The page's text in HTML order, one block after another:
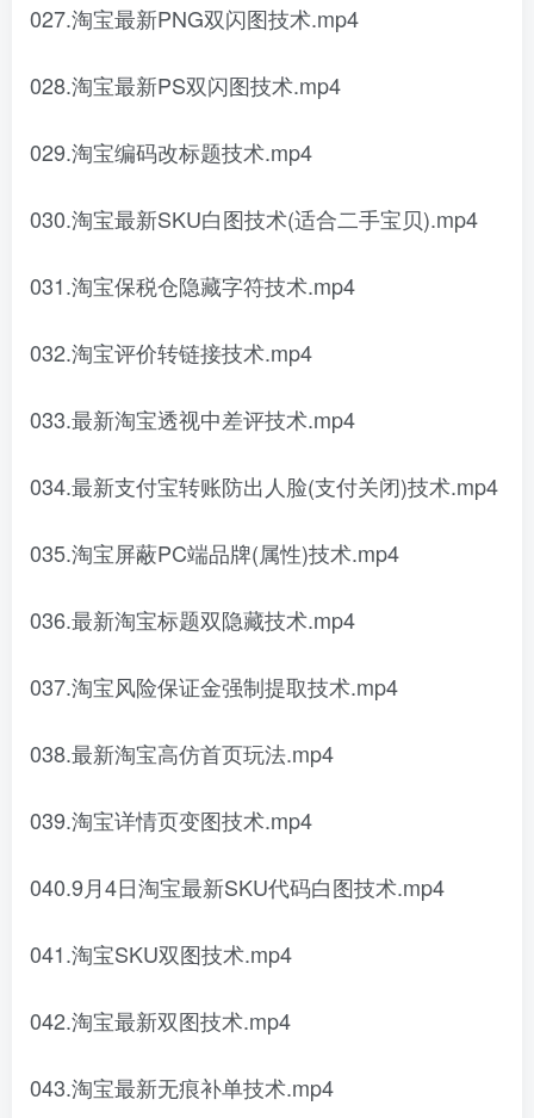
027.淘宝最新PNG双闪图技术.mp4
028.淘宝最新PS双闪图技术.mp4
029.淘宝编码改标题技术.mp4
030.淘宝最新SKU白图技术(适合二手宝贝).mp4
031.淘宝保税仓隐藏字符技术.mp4
032.淘宝评价转链接技术.mp4
033.最新淘宝透视中差评技术.mp4
034.最新支付宝转账防出人脸(支付关闭)技术.mp4
035.淘宝屏蔽PC端品牌(属性)技术.mp4
036.最新淘宝标题双隐藏技术.mp4
037.淘宝风险保证金强制提取技术.mp4
038.最新淘宝高仿首页玩法.mp4
039.淘宝详情页变图技术.mp4
040.9月4日淘宝最新SKU代码白图技术.mp4
041.淘宝SKU双图技术.mp4
042.淘宝最新双图技术.mp4
043.淘宝最新无痕补单技术.mp4